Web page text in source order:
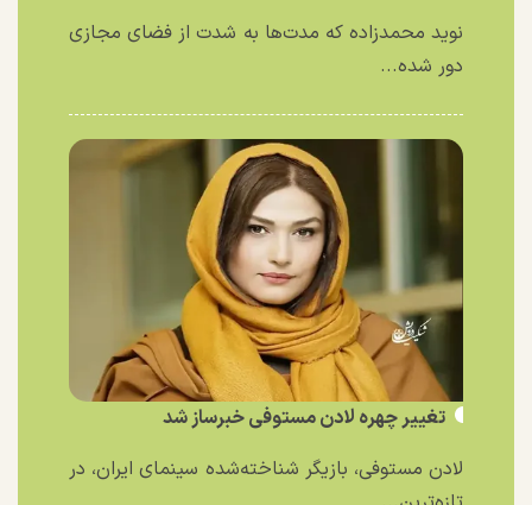
نوید محمدزاده که مدت‌ها به شدت از فضای مجازی
دور شده...
تغییر چهره لادن مستوفی خبرساز شد
لادن مستوفی، بازیگر شناخته‌شده سینمای ایران، در